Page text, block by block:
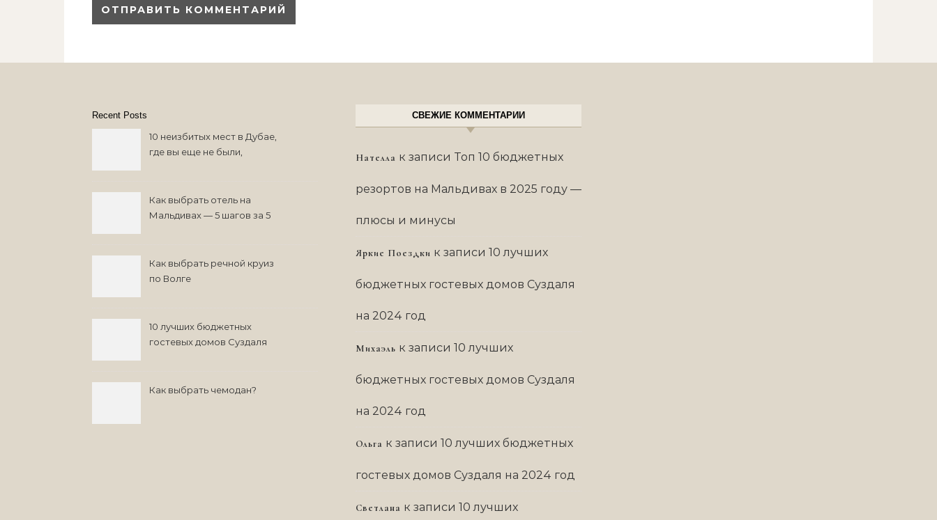
Recent Posts
10 неизбитых мест в Дубае,
где вы еще не были,
Как выбрать отель на
Мальдивах — 5 шагов за 5
Как выбрать речной круиз
по Волге
10 лучших бюджетных
гостевых домов Суздаля
Как выбрать чемодан?
СВЕЖИЕ КОММЕНТАРИИ
Нателла к записи Топ 10 бюджетных
резортов на Мальдивах в 2025 году —
плюсы и минусы
Яркие Поездки к записи 10 лучших
бюджетных гостевых домов Суздаля
на 2024 год
Михаэль к записи 10 лучших
бюджетных гостевых домов Суздаля
на 2024 год
Ольга к записи 10 лучших бюджетных
гостевых домов Суздаля на 2024 год
Светлана к записи 10 лучших